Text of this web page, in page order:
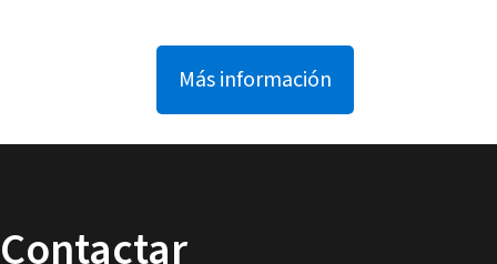
Más información
Contactar